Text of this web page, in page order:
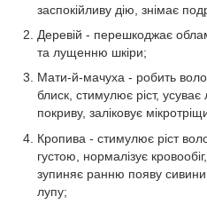
заспокійливу дію, знімає
Деревій - перешкоджає
та лущенню шкіри;
Мати-й-мачуха - робить
блиск, стимулює ріст, усуває
покриву, заліковує
Кропива - стимулює ріст
густою, нормалізує
зупиняє ранню появу сивини,
лупу;